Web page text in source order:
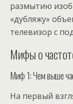
размытию
«дубляжу»
телевизор с
Мифы о
Миф 1: Чем выше
На первый